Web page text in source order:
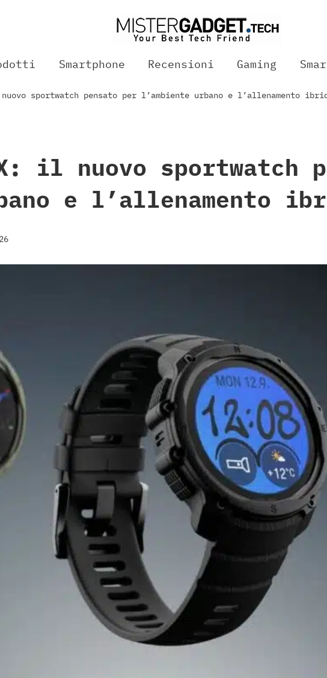
Smartphone Recensioni Gaming
sportwatch pensato per l’ambiente urbano e l’allenamento
il nuovo sportwatch
e l’allenamento